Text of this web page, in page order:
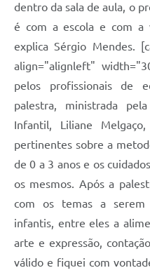
dentro da sala de aula, o
é com a escola e com a
explica Sérgio Mendes.
align="alignleft"
pelos profissionais de
palestra, ministrada
Infantil, Liliane
pertinentes sobre a
de 0 a 3 anos e os
os mesmos. Após a
com os temas a serem
infantis, entre eles a
arte e expressão,
válido e fiquei com